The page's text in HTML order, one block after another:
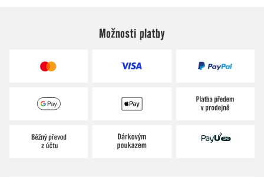
Možnosti platby